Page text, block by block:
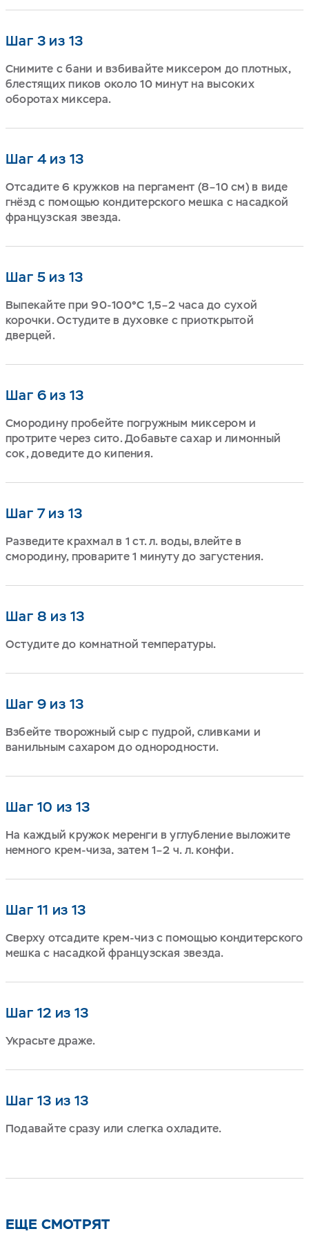
Шаг 3 из 13
Снимите с бани и взбивайте миксером до плотных,
блестящих пиков около 10 минут на высоких
оборотах миксера.
Шаг 4 из 13
Отсадите 6 кружков на пергамент (8–10 см) в виде
гнёзд с помощью кондитерского мешка с насадкой
французская звезда.
Шаг 5 из 13
Выпекайте при 90-100°C 1,5–2 часа до сухой
корочки. Остудите в духовке с приоткрытой
дверцей.
Шаг 6 из 13
Смородину пробейте погружным миксером и
протрите через сито. Добавьте сахар и лимонный
сок, доведите до кипения.
Шаг 7 из 13
Разведите крахмал в 1 ст. л. воды, влейте в
смородину, проварите 1 минуту до загустения.
Шаг 8 из 13
Остудите до комнатной температуры.
Шаг 9 из 13
Взбейте творожный сыр с пудрой, сливками и
ванильным сахаром до однородности.
Шаг 10 из 13
На каждый кружок меренги в углубление выложите
немного крем-чиза, затем 1–2 ч. л. конфи.
Шаг 11 из 13
Сверху отсадите крем-чиз с помощью кондитерского
мешка с насадкой французская звезда.
Шаг 12 из 13
Украсьте драже.
Шаг 13 из 13
Подавайте сразу или слегка охладите.
ЕЩЕ СМОТРЯТ